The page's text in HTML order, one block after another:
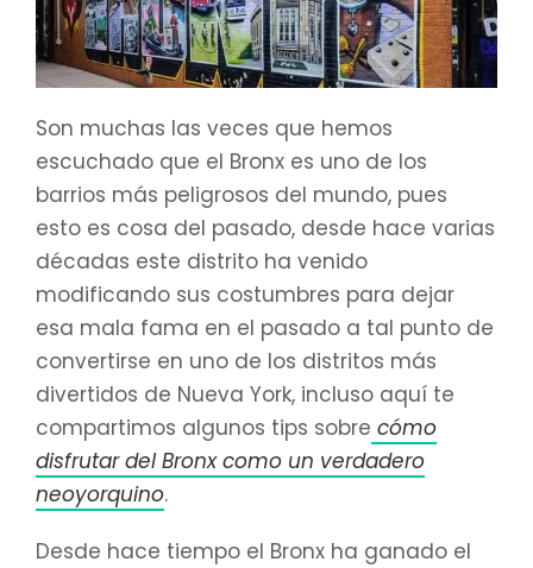
Son muchas las veces que hemos
escuchado que el Bronx es uno de los
barrios más peligrosos del mundo, pues
esto es cosa del pasado, desde hace varias
décadas este distrito ha venido
modificando sus costumbres para dejar
esa mala fama en el pasado a tal punto de
convertirse en uno de los distritos más
divertidos de Nueva York, incluso aquí te
compartimos algunos tips sobre cómo
disfrutar del Bronx como un verdadero
neoyorquino.
Desde hace tiempo el Bronx ha ganado el